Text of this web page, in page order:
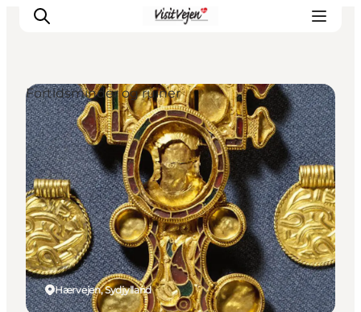
Spise
Sove
Natur
Se og oplev
Byer
Events
Udforsk
Hærvejen, Sydjylland
Fortidsminder og ruiner